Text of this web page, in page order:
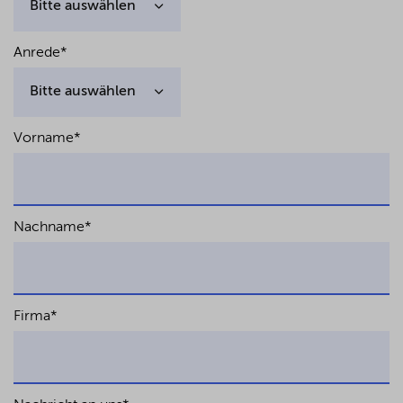
Anrede*
Vorname*
Nachname*
Firma*